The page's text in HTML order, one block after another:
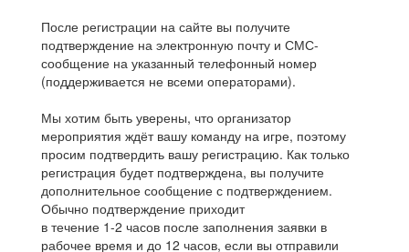
После регистрации на сайте вы получите
подтверждение на электронную почту и СМС-
сообщение на указанный телефонный номер
(поддерживается не всеми операторами).
Мы хотим быть уверены, что организатор
мероприятия ждёт вашу команду на игре, поэтому
просим подтвердить вашу регистрацию. Как только
регистрация будет подтверждена, вы получите
дополнительное сообщение с подтверждением.
Обычно подтверждение приходит
в течение 1-2 часов после заполнения заявки в
рабочее время и до 12 часов, если вы отправили